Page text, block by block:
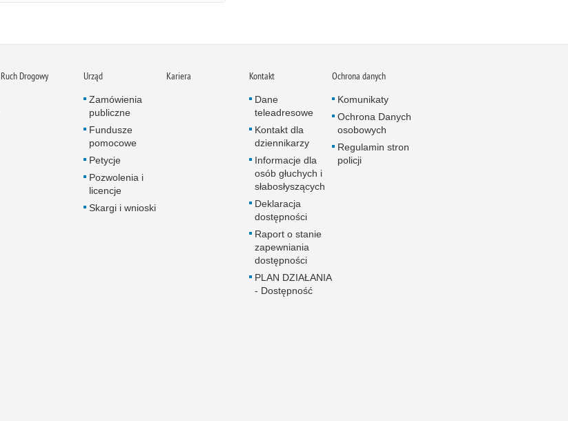
Ruch Drogowy Urząd
Zamówienia
publiczne
Fundusze
pomocowe
Petycje
Pozwolenia i
licencje
Skargi i wnioski
Kariera Kontakt
Dane
teleadresowe
Kontakt dla
dziennikarzy
Informacje dla
osób głuchych i
słabosłyszących
Deklaracja
dostępności
Raport o stanie
zapewniania
dostępności
PLAN DZIAŁANIA
- Dostępność
Ochrona danych
Komunikaty
Ochrona Danych
osobowych
Regulamin stron
policji